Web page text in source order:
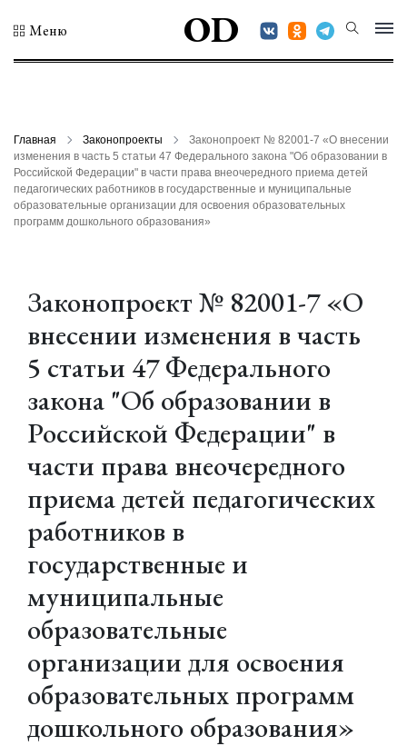
Меню OD
Главная Законопроекты
Законопроект № 82001-7 «О внесении
изменения в часть 5 статьи 47 Федерального закона "Об образовании в
Российской Федерации" в части права внеочередного приема детей
педагогических работников в государственные и муниципальные
образовательные организации для освоения образовательных
программ дошкольного образования»
Законопроект № 82001-7 «О
внесении изменения в часть
5 статьи 47 Федерального
закона "Об образовании в
Российской Федерации" в
части права внеочередного
приема детей педагогических
работников в
государственные и
муниципальные
образовательные
организации для освоения
образовательных программ
дошкольного образования»